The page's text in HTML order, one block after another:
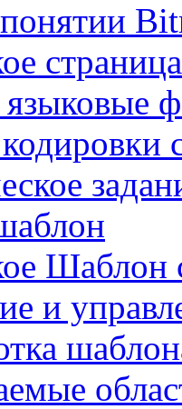
страница
Шаблон
и